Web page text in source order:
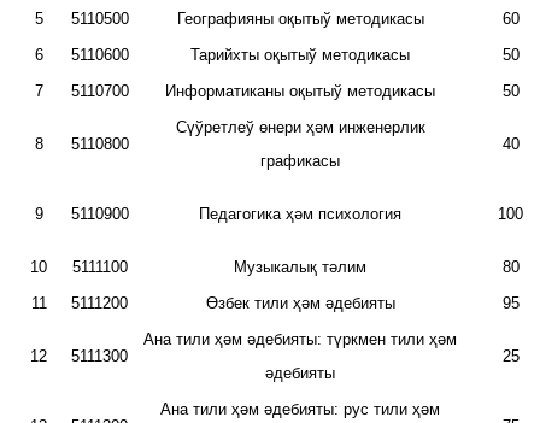
5 5110500 Географияны оқытыў методикасы
60
6
5110600 Тарийхты оқытыў методикасы
50
7
5110700 Информатиканы оқытыў методикасы 50
8 5110800
Сүўретлеў өнери ҳәм инженерлик
графикасы
40
9 5110900 Педагогика ҳәм психология 100
10 5111100 Музыкалық тәлим
80
11
5111200 Өзбек тили ҳәм әдебияты 95
12 5111300
Ана тили ҳәм әдебияты: түркмен тили ҳәм
әдебияты
25
Ана тили ҳәм әдебияты: рус тили ҳәм